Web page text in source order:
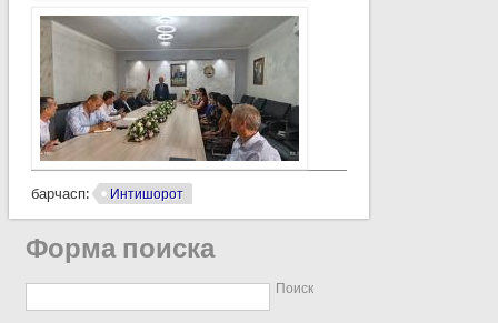
барчасп: Интишорот
Форма поиска
Поиск